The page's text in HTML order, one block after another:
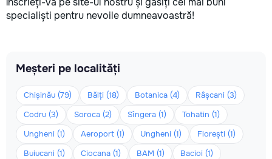
specialiști pentru nevoile dumneavoastră!
Meșteri pe localități
Chișinău (79) Bălți (18) Botanica (4)
Râșcani (3)
Codru (3)
Soroca (2) Sîngera (1)
Tohatin (1)
Ungheni (1)
Aeroport (1) Ungheni (1)
Florești (1)
Buiucani (1)
Ciocana (1) BAM (1)
Bacioi (1)